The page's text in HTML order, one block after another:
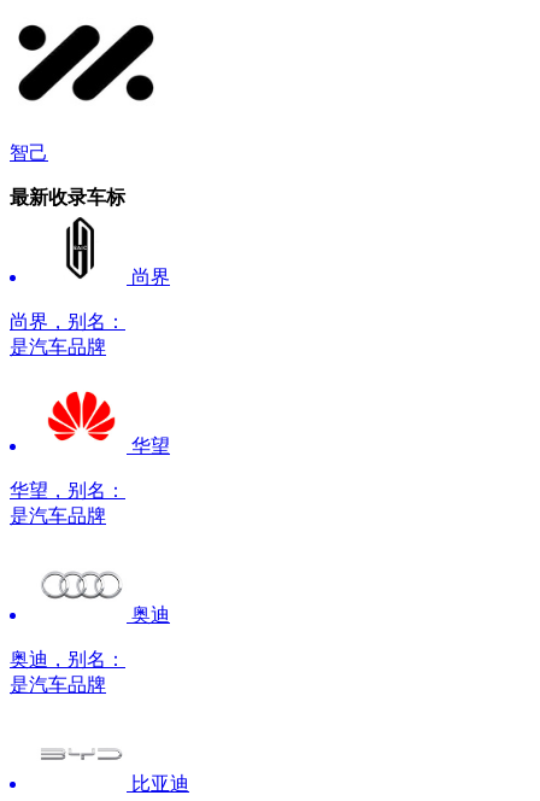
智己
最新收录车标
尚界
尚界，别名：
是汽车品牌
华望
华望，别名：
是汽车品牌
奥迪
奥迪，别名：
是汽车品牌
比亚迪